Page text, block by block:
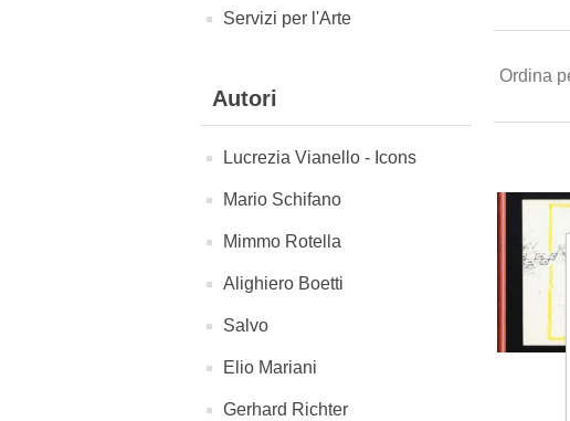
Servizi per l'Arte
Autori
Lucrezia Vianello - Icons
Mario Schifano
Mimmo Rotella
Alighiero Boetti
Salvo
Elio Mariani
Gerhard Richter
Ordina